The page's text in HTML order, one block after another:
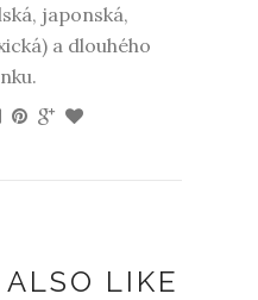
japonská,
a dlouhého
LIKE